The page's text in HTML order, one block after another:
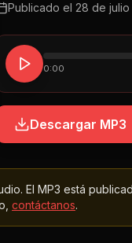
Publicado el 28 de
0:00
Descargar MP3
El MP3 está
contáctanos.